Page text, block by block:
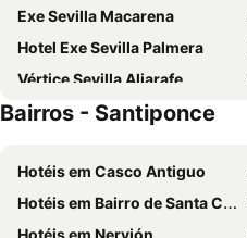
Exe Sevilla Macarena
Hotel Exe Sevilla Palmera
Vértice Sevilla Aljarafe
Novotel Sevilla
ibis Styles Sevilla City Santa Justa
NH Sevilla Plaza de Armas
Bairros - Santiponce
Hotéis em Casco Antiguo
Hotéis em Bairro de Santa Cruz
Hotéis em Nervión